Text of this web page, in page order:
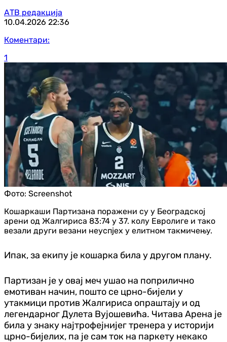
АТВ редакција
10.04.2026 22:36
Коментари:
1
Фото: Screenshot
Кошаркаши Партизана поражени су у Београдској
арени од Жалгириса 83:74 у 37. колу Евролиге и тако
везали други везани неуспјех у елитном такмичењу.
Ипак, за екипу је кошарка била у другом плану.
Партизан је у овај меч ушао на поприлично
емотиван начин, пошто се црно-бијели у
утакмици против Жалгириса опраштају и од
легендарног Дулета Вујошевића. Читава Арена је
била у знаку најтрофејнијег тренера у историји
црно-бијелих, па је сам ток на паркету некако